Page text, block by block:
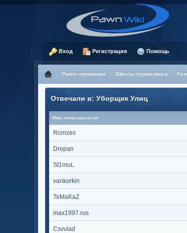
Вход Регистрация Помощь
Pawn скриптинг Школа скриптинга
Отвечали в: Уборщик Улиц
Имя пользователя
Romzes
Drepan
St1muL
vankorkin
TeMaKaZ
max1997.rus
Csvvlad